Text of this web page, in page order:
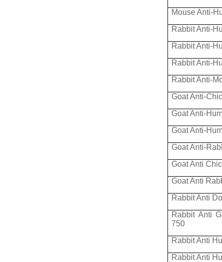
Mouse Anti-
Rabbit Anti-
Rabbit Anti-
Rabbit Anti-
Rabbit Anti-
Goat Anti-
Goat Anti-
Goat Anti-
Goat Anti-
Goat Anti
Goat Anti
Rabbit Anti
Rabbit Anti
750
Rabbit Anti
Rabbit Anti